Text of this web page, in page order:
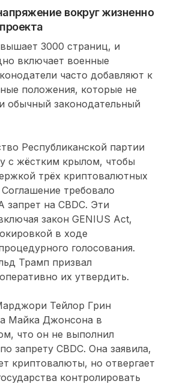
вокруг жизненно
3000 страниц, и
включает военные
часто добавляют к
положения, которые не
обычный законодательный
Республиканской партии
с жёстким крылом, чтобы
трёх криптовалютных
требовало
запрет на CBDC. Эти
закон GENIUS Act,
в ходе
голосования.
Трамп призвал
их утвердить.
Тейлор Грин
Майка Джонсона в
что он не выполнил
запрету CBDC. Она заявила,
криптовалюты, но отвергает
контролировать